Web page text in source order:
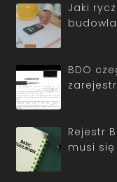
Jaki
BDO
Rejestr
musi się